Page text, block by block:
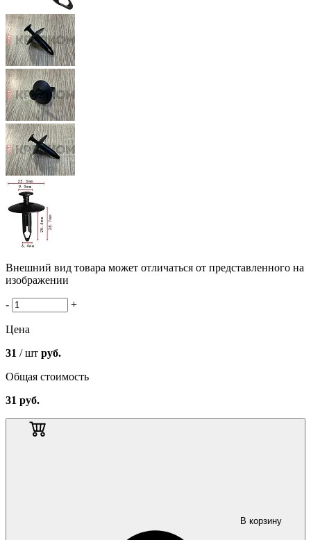
Внешний вид товара может отличаться от представленного на
изображении
- +
Цена
31 / шт руб.
Общая стоимость
31 руб.
В корзину